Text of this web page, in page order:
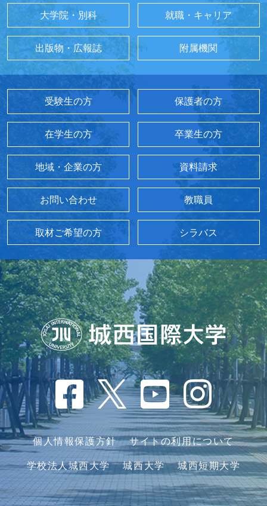
大学院・別科 就職・キャリア
出版物・広報誌 附属機関
受験生の方 保護者の方
在学生の方 卒業生の方
地域・企業の方 資料請求
お問い合わせ 教職員
取材ご希望の方 シラバス
個人情報保護方針 サイトの利用について
学校法人城西大学 城西大学 城西短期大学